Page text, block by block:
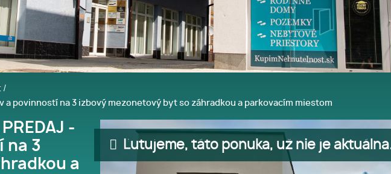
/
a povinností na 3 izbový mezonetový byt so záhradkou a parkovacím miestom
-
na 3
a
Ľutujeme, táto ponuka, už nie je